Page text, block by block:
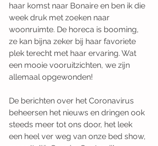
haar komst naar Bonaire en ben ik die
week druk met zoeken naar
woonruimte. De horeca is booming,
ze kan bijna zeker bij haar favoriete
plek terecht met haar ervaring. Wat
een mooie vooruitzichten, we zijn
allemaal opgewonden!
De berichten over het Coronavirus
beheersen het nieuws en dringen ook
steeds meer tot ons door, het leek
een heel ver weg van onze bed show,